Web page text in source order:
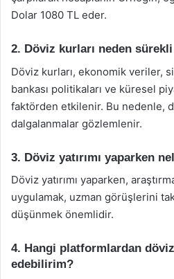
Dolar 1080 TL eder.
2. Döviz kurları neden
Döviz kurları, ekonomik veriler,
bankası politikaları ve küresel
faktörden etkilenir. Bu nedenle,
dalgalanmalar gözlemlenir.
3. Döviz yatırımı yaparken
Döviz yatırımı yaparken,
uygulamak, uzman görüşlerini
düşünmek önemlidir.
4. Hangi platformlardan
edebilirim?